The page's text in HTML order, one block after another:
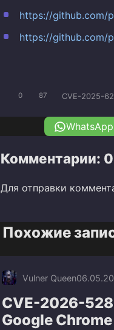
https://github.com/
https://github.com/
0 87 CVE-2025-
WhatsApp
Комментарии: 0
Для отправки
Похожие
Vulner Queen
CVE-2026-
Google Chrome